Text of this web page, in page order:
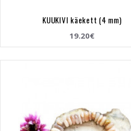
KUUKIVI käekett (4 mm)
19.20€